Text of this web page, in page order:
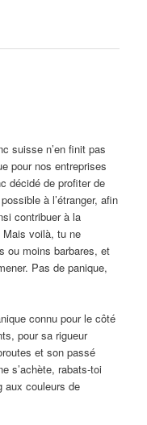
suisse n’en finit pas
pour nos entreprises
décidé de profiter de
à l’étranger, afin
contribuer à la
Mais voilà, tu ne
ou moins barbares, et
Pas de panique,
connu pour le côté
pour sa rigueur
et son passé
s’achète, rabats-toi
aux couleurs de